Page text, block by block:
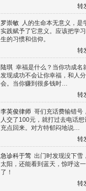
转
罗崇敏 人的生命本无意义，是
实践赋予了它意义。应该把学
生的习惯和信仰。
转
陆琪 幸福是什么？当你功成名
发现成功不会让你幸福，和人
会。当你赚到很多钱时…
转
李英俊律师 哥们充话费输错号
人交了100元，就打过去电话想
充点回来。对方特郁闷地说…
转
急诊科于莺 出门时发现没下雪
太阳，还能看到蓝天，惊呼这
了！
转